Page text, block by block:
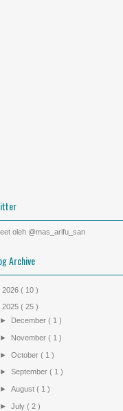
oleh @mas_arifu_san
Archive
2026 ( 10 )
2025 ( 25 )
► December( 1 )
► November( 1 )
►October( 1 )
►September( 1 )
►August( 1 )
►July( 2 )